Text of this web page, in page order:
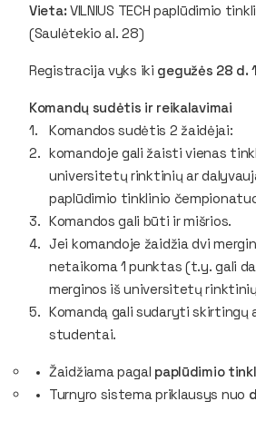
Vieta:VILNIUS TECH paplūdimio
(Saulėtekio al. 28)
Registracija vyks iki gegužės 28 d.
Komandų sudėtis ir reikalavimai
Komandos sudėtis 2 žaidėjai:
komandoje gali žaisti vienas
universitetų rinktinių ar
paplūdimio tinklinio
Komandos gali būti ir mišrios.
Jei komandoje žaidžia dvi
netaikoma 1 punktas (t.y. gali
merginos iš universitetų
Komandą gali sudaryti skirtingų
studentai.
Žaidžiama pagal paplūdimio
Turnyro sistema priklausys nuo